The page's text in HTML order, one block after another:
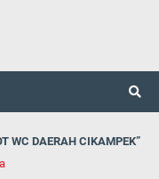
WC DAERAH CIKAMPEK